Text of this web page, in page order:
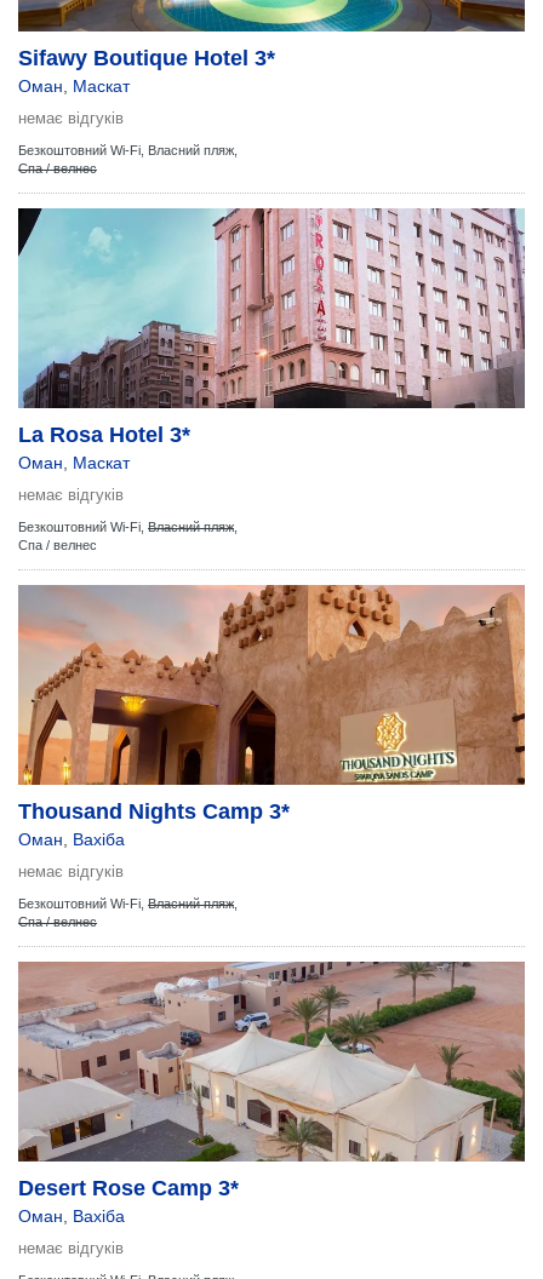
Sifawy Boutique Hotel 3*
Оман Маскат
немає відгуків
Безкоштовний Wi-Fi, Власний пляж,
Спа / велнес
La Rosa Hotel 3*
Оман Маскат
немає відгуків
Безкоштовний Wi-Fi, Власний пляж
Спа / велнес
Thousand Nights Camp 3*
Оман Вахіба
немає відгуків
Безкоштовний Wi-Fi, Власний пляж
Спа / велнес
Desert Rose Camp 3*
Оман Вахіба
немає відгуків